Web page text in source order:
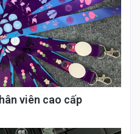
viên cao cấp